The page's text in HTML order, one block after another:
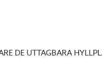
DE UTTAGBARA